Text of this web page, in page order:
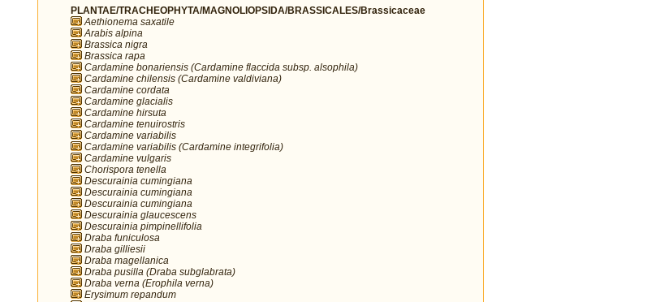
PLANTAE/TRACHEOPHYTA/MAGNOLIOPSIDA/BRASSICALES/Brassicaceae
Aethionema saxatile
Arabis alpina
Brassica nigra
Brassica rapa
Cardamine bonariensis (Cardamine flaccida subsp. alsophila)
Cardamine chilensis (Cardamine valdiviana)
Cardamine cordata
Cardamine glacialis
Cardamine hirsuta
Cardamine tenuirostris
Cardamine variabilis
Cardamine variabilis (Cardamine integrifolia)
Cardamine vulgaris
Chorispora tenella
Descurainia cumingiana
Descurainia cumingiana
Descurainia cumingiana
Descurainia glaucescens
Descurainia pimpinellifolia
Draba funiculosa
Draba gilliesii
Draba magellanica
Draba pusilla (Draba subglabrata)
Draba verna (Erophila verna)
Erysimum repandum